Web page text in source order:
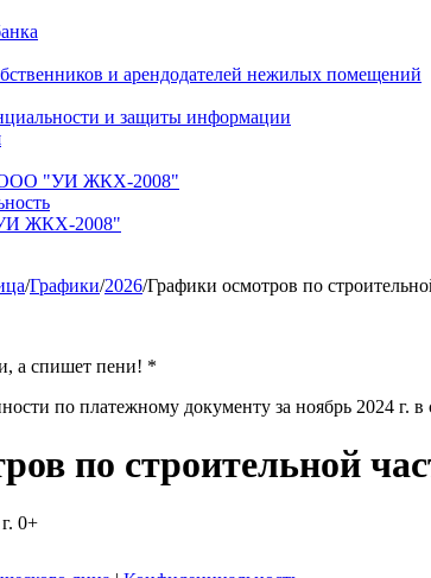
и арендодателей нежилых помещений
и защиты информации
ООО "УИ ЖКХ-2008"
ЖКХ-2008"
/Графики/2026/Графики осмотров по
а спишет пени! *
по платежному документу за ноябрь 2024 г.
по строительной
2021 г. 0+